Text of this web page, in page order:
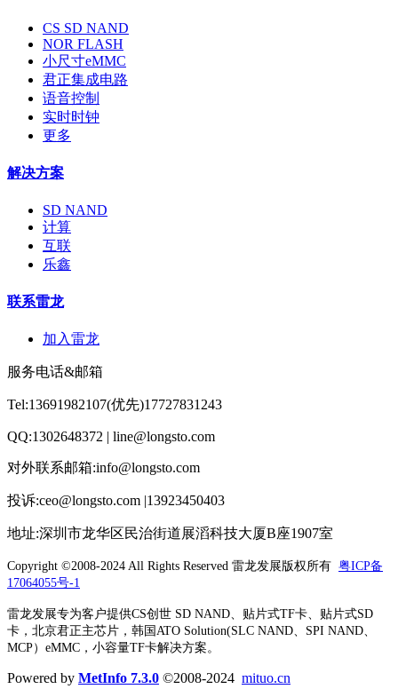
CS SD NAND
NOR FLASH
小尺寸eMMC
君正集成电路
语音控制
实时时钟
更多
解决方案
SD NAND
计算
互联
乐鑫
联系雷龙
加入雷龙
服务电话&邮箱
Tel:13691982107(优先)17727831243
QQ:1302648372 | line@longsto.com
对外联系邮箱:info@longsto.com
投诉:ceo@longsto.com |13923450403
地址:深圳市龙华区民治街道展滔科技大厦B座1907室
Copyright ©2008-2024 All Rights Reserved 雷龙发展版权所有 粤ICP备
17064055号-1
雷龙发展专为客户提供CS创世 SD NAND、贴片式TF卡、贴片式SD
卡，北京君正主芯片，韩国ATO Solution(SLC NAND、SPI NAND、
MCP）eMMC，小容量TF卡解决方案。
Powered by MetInfo 7.3.0 ©2008-2024 mituo.cn